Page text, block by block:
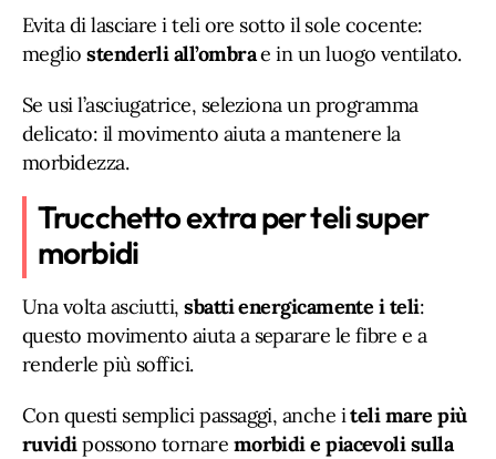
Evita di lasciare i teli ore sotto il sole cocente:
megliostenderli all’ombrae in un luogo ventilato.
Se usi l’asciugatrice, seleziona un programma
delicato: il movimento aiuta a mantenere la
morbidezza.
Trucchetto extra per teli super
morbidi
Una volta asciutti,sbatti energicamente i teli:
questo movimento aiuta a separare le fibre e a
renderle più soffici.
Con questi semplici passaggi, anche iteli mare più
ruvidipossono tornare morbidi e piacevoli sulla